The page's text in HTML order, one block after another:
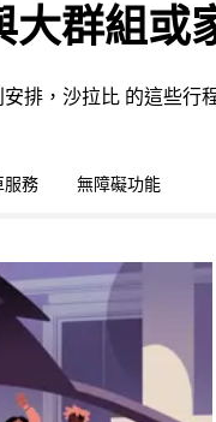
大群組或
排，沙拉比 的這些行
服務 無障礙功能